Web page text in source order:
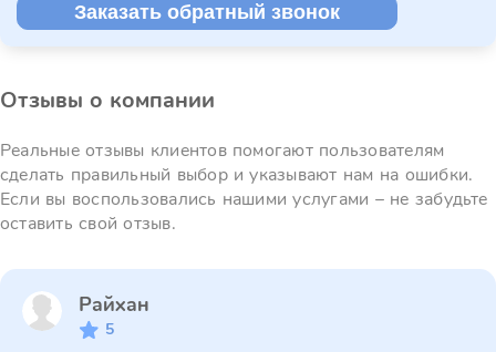
Заказать обратный звонок
Отзывы о компании
Реальные отзывы клиентов помогают пользователям
сделать правильный выбор и указывают нам на ошибки.
Если вы воспользовались нашими услугами – не забудьте
оставить свой отзыв.
Райхан
5